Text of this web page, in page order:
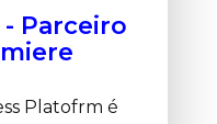
Parceiro
Platofrm é